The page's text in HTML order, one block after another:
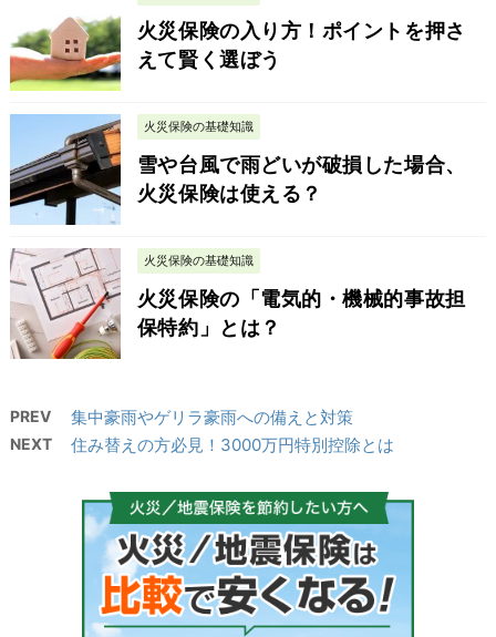
火災保険の入り方！ポイントを押さ
えて賢く選ぼう
火災保険の基礎知識
雪や台風で雨どいが破損した場合、
火災保険は使える？
火災保険の基礎知識
火災保険の「電気的・機械的事故担
保特約」とは？
PREV 集中豪雨やゲリラ豪雨への備えと対策
NEXT 住み替えの方必見！3000万円特別控除とは